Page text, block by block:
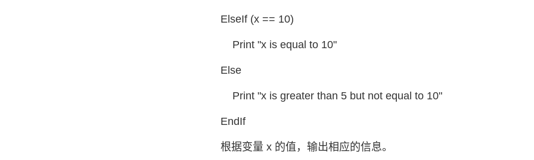
ElseIf (x == 10)
Print "x is equal to 10"
Else
Print "x is greater than 5 but not equal to 10"
EndIf
根据变量 x 的值，输出相应的信息。